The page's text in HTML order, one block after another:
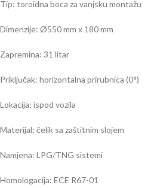
Tip: toroidna boca za vanjsku montažu
Dimenzije: Ø550 mm x 180 mm
Zapremina: 31 litar
Priključak: horizontalna prirubnica (0°)
Lokacija: ispod vozila
Materijal: čelik sa zaštitnim slojem
Namjena: LPG/TNG sistemi
Homologacija: ECE R67-01